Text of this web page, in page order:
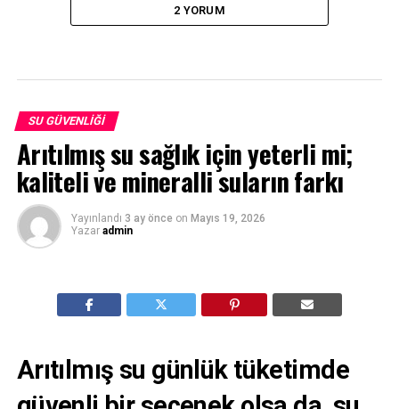
2 YORUM
SU GÜVENLIĞI
Arıtılmış su sağlık için yeterli mi;
kaliteli ve mineralli suların farkı
Yayınlandı 3 ay önce on Mayıs 19, 2026
Yazar admin
Arıtılmış su günlük tüketimde